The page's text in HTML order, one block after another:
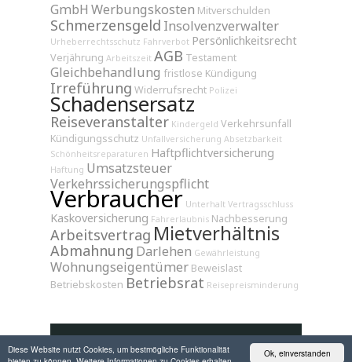
Ok, einverstanden
Diese Website nutzt Cookies, um bestmögliche Funktionalität
GmbH Werbungskosten Mitverschulden
Schmerzensgeld Insolvenzverwalter
Urheberrechtsschutz Fahrverbot Persönlichkeitsrecht
Verjährung Arbeitszeit AGB Testament
Gleichbehandlung fristlose Kündigung
Irreführung Widerrufsrecht Polizei
Schadensersatz
Reiseveranstalter Kindergeld Verkehrsunfall
Kündigungsschutz Unfallversicherung Absetzbarkeit
Schönheitsreparaturen Haftpflichtversicherung
Haftung Umsatzsteuer
Verkehrssicherungspflicht
Verbraucher Unterhalt Vertragsschluss
Kaskoversicherung Fahrerlaubnis Nachbesserung
Arbeitsvertrag Mietverhältnis
Abmahnung Darlehen Gewährleistung
Wohnungseigentümer Beweislast
Betriebskosten Betriebsrat Reisepreisminderung